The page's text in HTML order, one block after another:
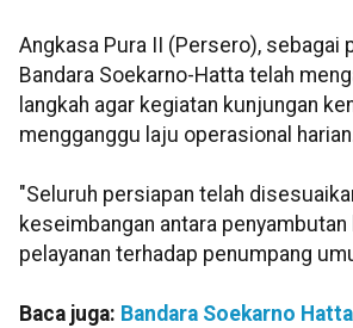
Angkasa Pura II (Persero), sebagai
Bandara Soekarno-Hatta telah
langkah agar kegiatan kunjungan
mengganggu laju operasional
"Seluruh persiapan telah
keseimbangan antara penyambutan
pelayanan terhadap penumpang
Baca juga: Bandara Soekarno